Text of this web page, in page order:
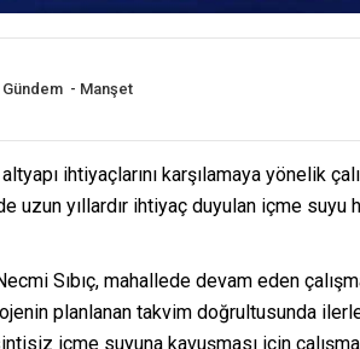
Gündem - Manşet
ihtiyaçlarını karşılamaya yönelik
uzun yıllardır ihtiyaç duyulan içme
Sıbıç, mahallede devam eden
planlanan takvim doğrultusunda
içme suyuna kavuşması için